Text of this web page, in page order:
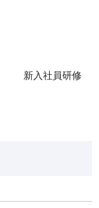
新入社員研修